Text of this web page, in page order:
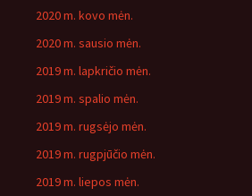
2020 m. kovo mėn.
2020 m. sausio mėn.
2019 m. lapkričio mėn.
2019 m. spalio mėn.
2019 m. rugsėjo mėn.
2019 m. rugpjūčio mėn.
2019 m. liepos mėn.